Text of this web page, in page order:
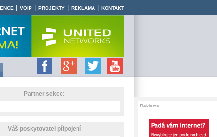
VOIP PROJEKTY REKLAMA KONTAKT
Partner sekce:
Váš poskytovatel připojení
Reklama: